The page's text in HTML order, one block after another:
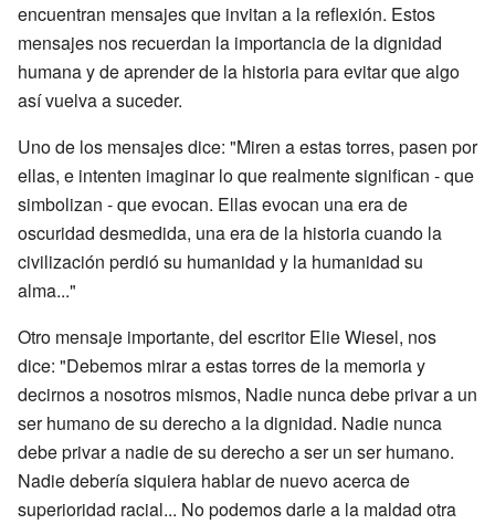
encuentran mensajes que invitan a la reflexión. Estos
mensajes nos recuerdan la importancia de la dignidad
humana y de aprender de la historia para evitar que algo
así vuelva a suceder.
Uno de los mensajes dice: "Miren a estas torres, pasen por
ellas, e intenten imaginar lo que realmente significan - que
simbolizan - que evocan. Ellas evocan una era de
oscuridad desmedida, una era de la historia cuando la
civilización perdió su humanidad y la humanidad su
alma..."
Otro mensaje importante, del escritor Elie Wiesel, nos
dice: "Debemos mirar a estas torres de la memoria y
decirnos a nosotros mismos, Nadie nunca debe privar a un
ser humano de su derecho a la dignidad. Nadie nunca
debe privar a nadie de su derecho a ser un ser humano.
Nadie debería siquiera hablar de nuevo acerca de
superioridad racial... No podemos darle a la maldad otra